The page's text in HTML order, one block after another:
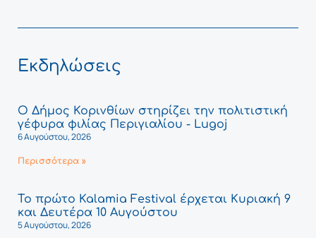
Εκδηλώσεις
Ο Δήμος Κορινθίων στηρίζει την πολιτιστική
γέφυρα φιλίας Περιγιαλίου - Lugoj
6 Αυγούστου, 2026
Περισσότερα »
Το πρώτο Kalamia Festival έρχεται Κυριακή 9
και Δευτέρα 10 Αυγούστου
5 Αυγούστου, 2026